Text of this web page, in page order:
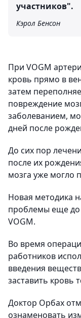
участников".
Кэрол Бенсон
При VOGM
кровь прямо в
затем
повреждение
заболеванием,
дней после
До сих пор
после их
мозга уже могло
Новая методика
проблемы еще до
VOGM.
Во время
работников
введения
заставить кровь
Доктор Орбах
ознаменовать